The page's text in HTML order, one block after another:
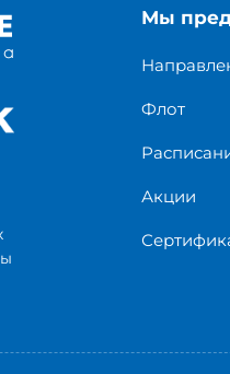
Мы
Флот
Акции